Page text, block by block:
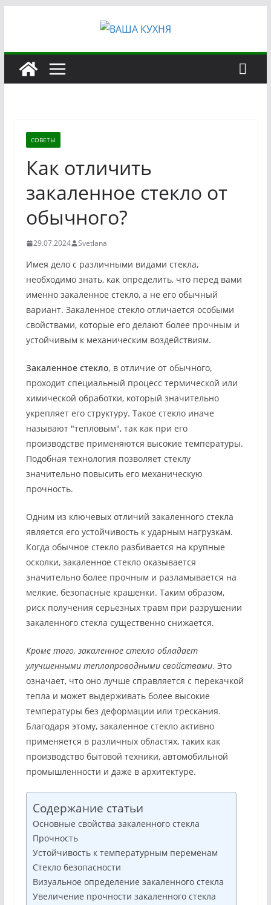
СОВЕТЫ
Как отличить
закаленное стекло от
обычного?
29.07.2024 Svetlana
Имея дело с различными видами стекла,
необходимо знать, как определить, что перед вами
именно закаленное стекло, а не его обычный
вариант. Закаленное стекло отличается особыми
свойствами, которые его делают более прочным и
устойчивым к механическим воздействиям.
Закаленное стекло, в отличие от обычного,
проходит специальный процесс термической или
химической обработки, который значительно
укрепляет его структуру. Такое стекло иначе
называют "тепловым", так как при его
производстве применяются высокие температуры.
Подобная технология позволяет стеклу
значительно повысить его механическую
прочность.
Одним из ключевых отличий закаленного стекла
является его устойчивость к ударным нагрузкам.
Когда обычное стекло разбивается на крупные
осколки, закаленное стекло оказывается
значительно более прочным и разламывается на
мелкие, безопасные крашенки. Таким образом,
риск получения серьезных травм при разрушении
закаленного стекла существенно снижается.
Кроме того, закаленное стекло обладает
улучшенными теплопроводными свойствами. Это
означает, что оно лучше справляется с перекачкой
тепла и может выдерживать более высокие
температуры без деформации или трескания.
Благодаря этому, закаленное стекло активно
применяется в различных областях, таких как
производство бытовой техники, автомобильной
промышленности и даже в архитектуре.
Содержание статьи
Основные свойства закаленного стекла
Прочность
Устойчивость к температурным переменам
Стекло безопасности
Визуальное определение закаленного стекла
Увеличение прочности закаленного стекла